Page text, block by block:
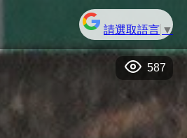
請選取語言 ▼
587